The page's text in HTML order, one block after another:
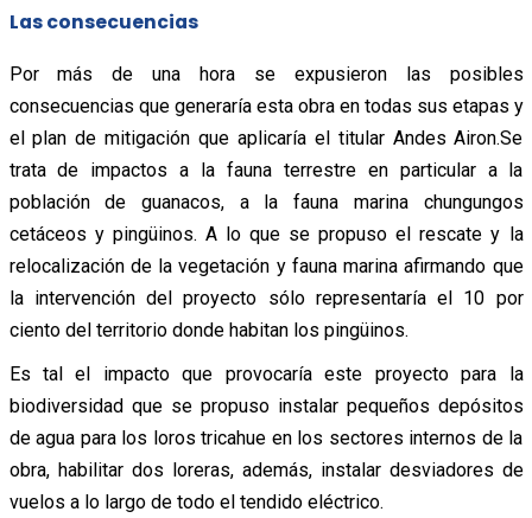
Las consecuencias
Por más de una hora se expusieron las posibles
consecuencias que generaría esta obra en todas sus etapas y
el plan de mitigación que aplicaría el titular Andes Airon.Se
trata de impactos a la fauna terrestre en particular a la
población de guanacos, a la fauna marina chungungos
cetáceos y pingüinos. A lo que se propuso el rescate y la
relocalización de la vegetación y fauna marina afirmando que
la intervención del proyecto sólo representaría el 10 por
ciento del territorio donde habitan los pingüinos.
Es tal el impacto que provocaría este proyecto para la
biodiversidad que se propuso instalar pequeños depósitos
de agua para los loros tricahue en los sectores internos de la
obra, habilitar dos loreras, además, instalar desviadores de
vuelos a lo largo de todo el tendido eléctrico.